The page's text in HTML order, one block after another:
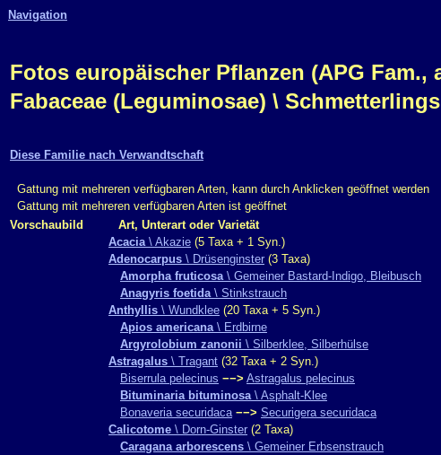
Navigation
Fotos europäischer Pflanzen (APG Fam.,
Fabaceae (Leguminosae) \
Diese Familie nach Verwandtschaft
Gattung mit mehreren verfügbaren Arten, kann durch Anklicken geöffnet werden
Gattung mit mehreren verfügbaren Arten ist geöffnet
Vorschaubild
Art, Unterart oder Varietät
Acacia\ Akazie (5 Taxa + 1 Syn.)
Adenocarpus \ Drüsenginster (3 Taxa)
Amorpha fruticosa\ Gemeiner Bastard-Indigo, Bleibusch
Anagyris foetida\ Stinkstrauch
Anthyllis \ Wundklee (20 Taxa + 5 Syn.)
Apios americana\ Erdbirne
Argyrolobium zanonii \ Silberklee, Silberhülse
Astragalus \ Tragant (32 Taxa + 2 Syn.)
Biserrula pelecinus −−> Astragalus pelecinus
Bituminaria bituminosa\ Asphalt-Klee
Bonaveria securidaca −−> Securigera securidaca
Calicotome \ Dorn-Ginster (2 Taxa)
Caragana arborescens \ Gemeiner Erbsenstrauch